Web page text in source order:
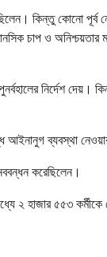
কিন্তু কোনো
চাপ ও অনিশ্চয়তার
নির্দেশ দেয়।
আইনানুগ ব্যবস্থা
করেছিলেন।
২ হাজার ৫৫৩